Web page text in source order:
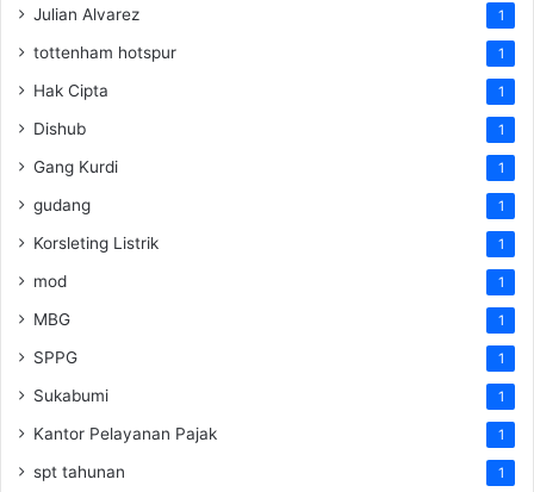
Julian Alvarez 1
tottenham hotspur 1
Hak Cipta 1
Dishub 1
Gang Kurdi 1
gudang 1
Korsleting Listrik 1
mod 1
MBG 1
SPPG 1
Sukabumi 1
Kantor Pelayanan Pajak 1
spt tahunan 1